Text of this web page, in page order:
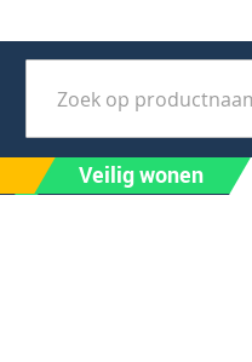
Zoek
Veilig wonen